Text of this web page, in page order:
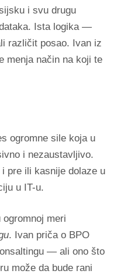
i svu drugu
Ista logika —
različit posao. Ivan iz
menja način na koji te
ogromne sile koja u
i nezaustavljivo.
pre ili kasnije dolaze u
u IT-u.
meri
. Ivan priča o BPO
— ali ono što
može da bude rani